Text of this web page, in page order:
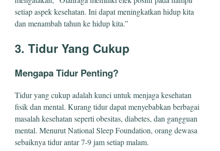
setiap aspek kesehatan. Ini dapat meningkatkan hidup kita
dan menambah tahun ke hidup kita.”
3. Tidur Yang Cukup
Mengapa Tidur Penting?
Tidur yang cukup adalah kunci untuk menjaga kesehatan
fisik dan mental. Kurang tidur dapat menyebabkan berbagai
masalah kesehatan seperti obesitas, diabetes, dan gangguan
mental. Menurut National Sleep Foundation, orang dewasa
sebaiknya tidur antar 7-9 jam setiap malam.